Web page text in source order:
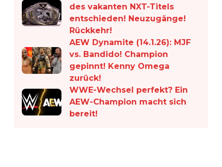
des vakanten NXT-Titels
entschieden! Neuzugänge!
Rückkehr!
AEW Dynamite (14.1.26): MJF
vs. Bandido! Champion
gepinnt! Kenny Omega
zurück!
WWE-Wechsel perfekt? Ein
AEW-Champion macht sich
bereit!